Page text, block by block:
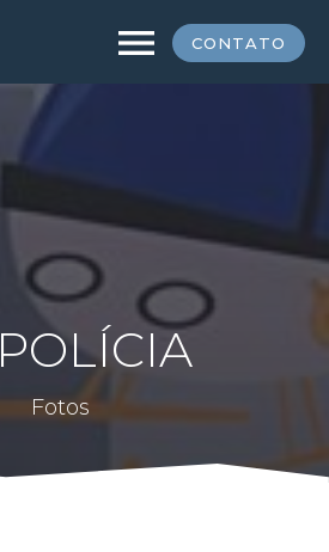
CONTATO
menu
POLÍCIA
Fotos